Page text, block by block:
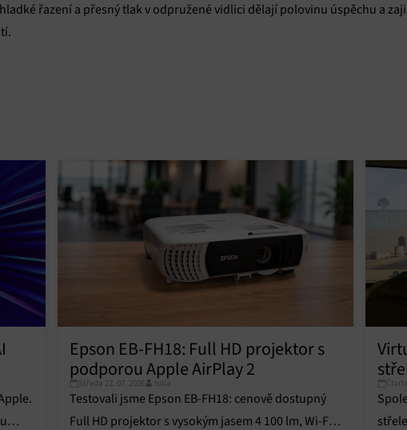
řazení a přesný tlak v odpružené vidlici dělají polovinu úspěchu a
Epson EB-FH18: Full HD projektor s
podporou Apple AirPlay 2
Středa 22. 07. 2026 Julia
Testovali jsme Epson EB-FH18: cenově dostupný
Full HD projektor s vysokým jasem 4 100 lm, Wi-Fi a